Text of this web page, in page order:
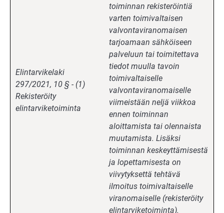
Elintarvikelaki
297/2021, 10 § - (1)
Rekisteröity
elintarviketoiminta
toiminnan rekisteröintiä
varten toimivaltaisen
valvontaviranomaisen
tarjoamaan sähköiseen
palveluun tai toimitettava
tiedot muulla tavoin
toimivaltaiselle
valvontaviranomaiselle
viimeistään neljä viikkoa
ennen toiminnan
aloittamista tai olennaista
muutamista. Lisäksi
toiminnan keskeyttämisestä
ja lopettamisesta on
viivytyksettä tehtävä
ilmoitus toimivaltaiselle
viranomaiselle (rekisteröity
elintarviketoiminta).